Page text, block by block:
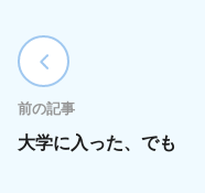
前の記事
大学に入った、でも